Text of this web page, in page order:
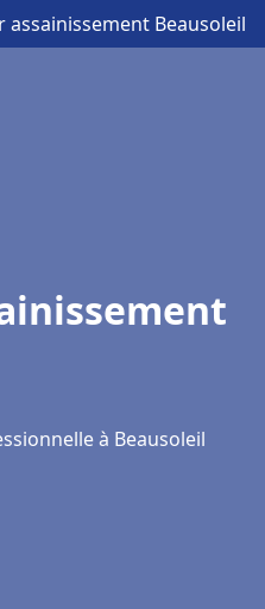
assainissement Beausoleil
à Beausoleil